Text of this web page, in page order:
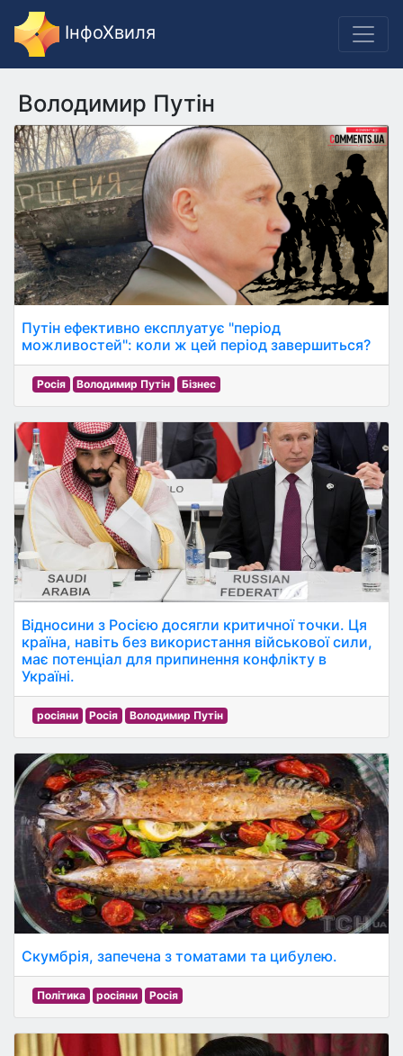
ІнфоХвиля
Володимир Путін
Путін ефективно експлуатує "період
можливостей": коли ж цей період завершиться?
Росія Володимир Путін Бізнес
Відносини з Росією досягли критичної точки. Ця
країна, навіть без використання військової сили,
має потенціал для припинення конфлікту в
Україні.
росіяни Росія Володимир Путін
Скумбрія, запечена з томатами та цибулею.
Політика росіяни Росія